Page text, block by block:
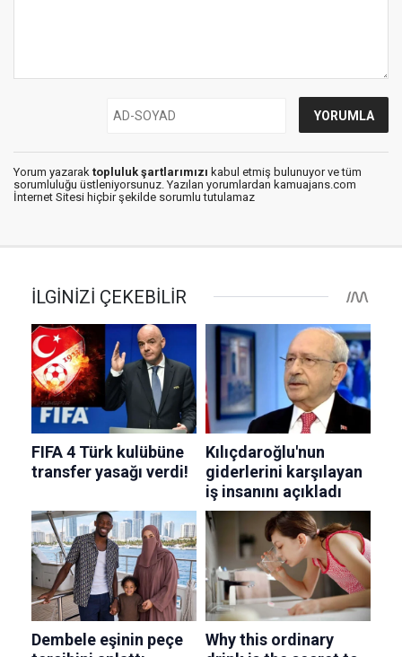
Yorum yazarak topluluk şartlarımızı kabul etmiş bulunuyor ve tüm
sorumluluğu üstleniyorsunuz. Yazılan yorumlardan kamuajans.com
İnternet Sitesi hiçbir şekilde sorumlu tutulamaz